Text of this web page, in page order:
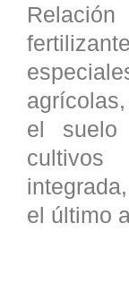
el suelo
integrada,
el último